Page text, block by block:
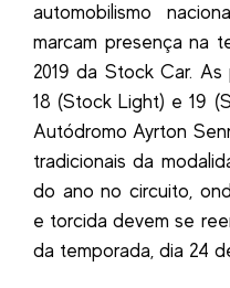
automobilismo
marcam presença na
2019 da Stock Car.
18 (Stock Light) e 19
Autódromo Ayrton
tradicionais da
do ano no circuito,
e torcida devem se
da temporada, dia 24